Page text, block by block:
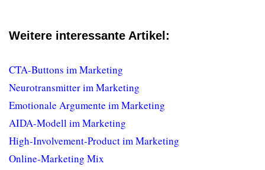
Weitere interessante Artikel:
CTA-Buttons im Marketing
Neurotransmitter im Marketing
Emotionale Argumente im Marketing
AIDA-Modell im Marketing
High-Involvement-Product im Marketing
Online-Marketing Mix